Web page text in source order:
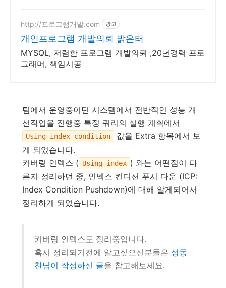
http://프로그램개발.com 광고
개인프로그램 개발의뢰 밝은터
MYSQL, 저렴한 프로그램 개발의뢰 ,20년경력 프로
그래머, 책임시공
팀에서 운영중이던 시스템에서 전반적인 성능 개
선작업을 진행중 특정 쿼리의 실행 계획에서
Using index condition
값을 Extra 항목에서 보
게 되었습니다.
커버링 인덱스 ( Using index ) 와는 어떤점이 다
른지 정리하던 중, 인덱스 컨디션 푸시 다운 (ICP:
Index Condition Pushdown)에 대해 알게되어서
정리하게 되었습니다.
커버링 인덱스도 정리중입니다.
혹시 정리되기전에 알고싶으신분들은 성동
찬님이 작성하신 글을 참고해보세요.